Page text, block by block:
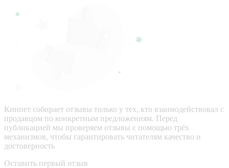
Кинпет собирает отзывы только у тех, кто взаимодействовал с
продавцом по конкретным предложениям. Перед
публикацией мы проверяем отзывы с помощью трёх
механизмов, чтобы гарантировать читателям качество и
достоверность
Оставить первый отзыв